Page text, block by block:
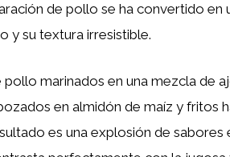
de pollo se ha convertido en
y su textura irresistible.
marinados en una mezcla de
en almidón de maíz y fritos
es una explosión de sabores